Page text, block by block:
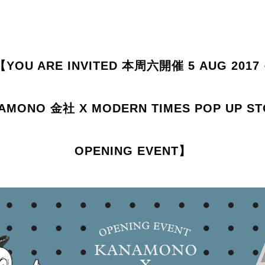
YOU ARE INVITED 本周六開催 5 AUG 2017
金社 X MODERN TIMES POP UP
OPENING EVENT】